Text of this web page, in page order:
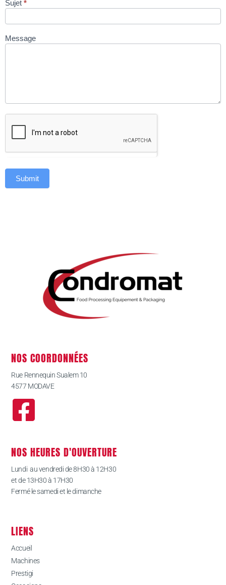
Sujet *
Message
Submit
NOS COORDONNÉES
Rue Rennequin Sualem 10
4577 MODAVE
NOS HEURES D'OUVERTURE
Lundi au vendredi de 8H30 à 12H30
et de 13H30 à 17H30
Fermé le samedi et le dimanche
LIENS
Accueil
Machines
Prestigi